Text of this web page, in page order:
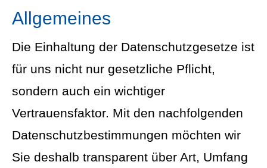
Allgemeines
Die Einhaltung der Datenschutzgesetze ist
für uns nicht nur gesetzliche Pflicht,
sondern auch ein wichtiger
Vertrauensfaktor. Mit den nachfolgenden
Datenschutzbestimmungen möchten wir
Sie deshalb transparent über Art, Umfang